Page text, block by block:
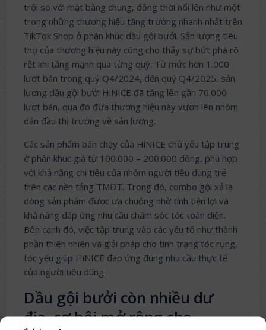
trội so với mặt bằng chung, đồng thời nổi lên như một
trong những thương hiệu tăng trưởng nhanh nhất trên
TikTok Shop ở phân khúc dầu gội bưởi. Sản lượng tiêu
thụ của thương hiệu này cũng cho thấy sự bứt phá rõ
rệt khi tăng mạnh qua từng quý. Từ mức hơn 1.000
lượt bán trong quý Q4/2024, đến quý Q4/2025, sản
lượng dầu gội bưởi HiNICE đã tăng lên gần 70.000
lượt bán, qua đó đưa thương hiệu này vươn lên nhóm
dẫn đầu thị trường về sản lượng.
Các sản phẩm bán chạy của HiNICE chủ yếu tập trung
ở phân khúc giá từ 100.000 – 200.000 đồng, phù hợp
với khả năng chi tiêu của nhóm người tiêu dùng trẻ
trên các nền tảng TMĐT. Trong đó, combo gội xả là
dòng sản phẩm được ưa chuộng nhờ tính tiện lợi và
khả năng đáp ứng nhu cầu chăm sóc tóc toàn diện.
Bên cạnh đó, việc tập trung vào các yếu tố như thành
phần thiên nhiên và giải pháp cho tình trạng tóc rụng,
tóc yếu giúp HiNICE đáp ứng đúng nhu cầu thực tế
của người tiêu dùng.
Dầu gội bưởi còn nhiều dư
địa, cơ hội mở rộng cho